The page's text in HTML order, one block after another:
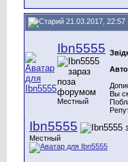
21.03.2017, 22:57
Ibn5555
Местный
Авто
Вы
Ibn5555
Местный